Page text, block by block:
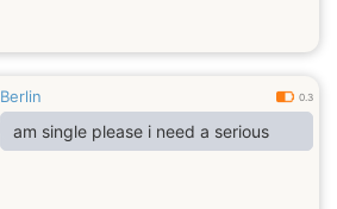
Berlin 0.3
am single please i need a serious